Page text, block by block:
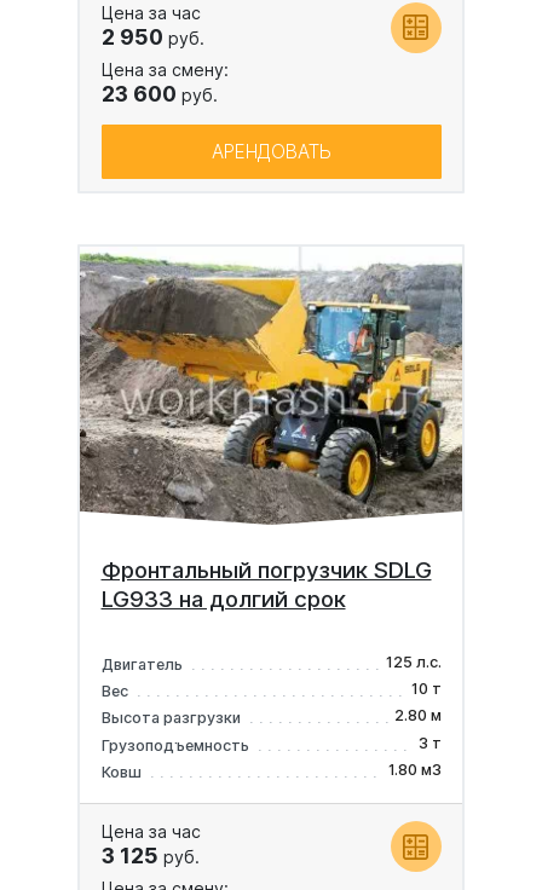
Цена за час
2 950 руб.
Цена за смену:
23 600 руб.
АРЕНДОВАТЬ
Фронтальный погрузчик SDLG
LG933 на долгий срок
Двигатель
125 л.с.
Вес
10 т
Высота разгрузки
2.80 м
Грузоподъемность
3 т
Ковш
1.80 м3
Цена за час
3 125 руб.